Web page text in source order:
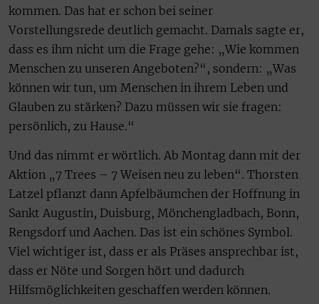
kommen. Das hat er schon bei seiner
Vorstellungsrede deutlich gemacht. Damals sagte er,
dass es ihm nicht um die Frage gehe: „Wie kommen
Menschen zu unseren Angeboten?“, sondern: „Was
können wir tun, um Menschen in ihrem Leben und
Glauben zu stärken? Dazu müssen wir sie fragen:
persönlich, zu Hause.“
Und das nimmt er wörtlich. Ab Montag dann mit der
Aktion „7 Trees – 7 Weisen neu zu leben“. Thorsten
Latzel pflanzt dann Apfelbäumchen der Hoffnung in
Sankt Augustin, Duisburg, Mönchengladbach, Bonn,
Rengsdorf und Aachen. Das ist ein schönes Symbol.
Viel wichtiger ist, dass er als Präses ansprechbar ist,
dass er Nöte und Sorgen hört und dadurch
Hilfsmöglichkeiten geschaffen werden können.